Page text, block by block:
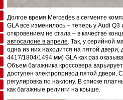
Долгое время Mercedes в сегменте
GLA все изменилось – теперь у Audi
откровением не стала – в качестве
автосалоне в апреле . Так, у серийной
одна из них находится на пятой
4417/1804/1494 мм) GLA как раз
Объем багажника кроссовера
доступен электропривод пятой двери.
регулировка по наклону. В списке
как багажные релинги на крыше.